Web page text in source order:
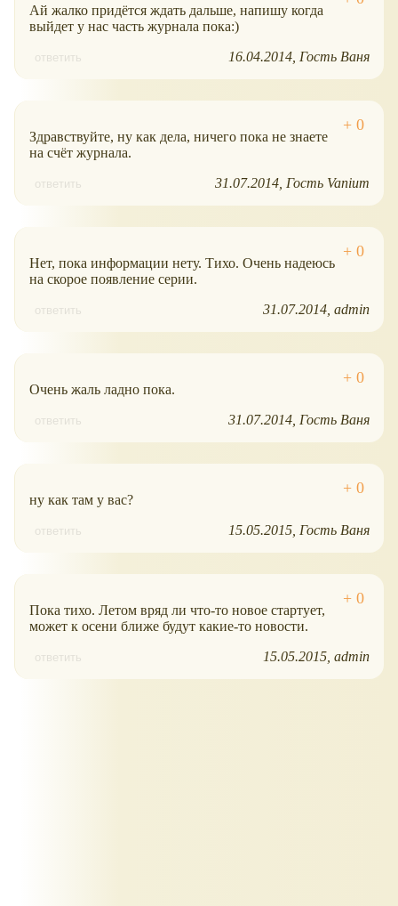
Ай жалко придётся ждать дальше, напишу когда
выйдет у нас часть журнала пока:)
ответить 16.04.2014 Гость Ваня
Здравствуйте, ну как дела, ничего пока не знаете
на счёт журнала.
ответить 31.07.2014 Гость Vanium
Нет, пока информации нету. Тихо. Очень надеюсь
на скорое появление серии.
ответить 31.07.2014 admin
Очень жаль ладно пока.
ответить 31.07.2014 Гость Ваня
ну как там у вас?
ответить 15.05.2015 Гость Ваня
Пока тихо. Летом вряд ли что-то новое стартует,
может к осени ближе будут какие-то новости.
ответить 15.05.2015 admin